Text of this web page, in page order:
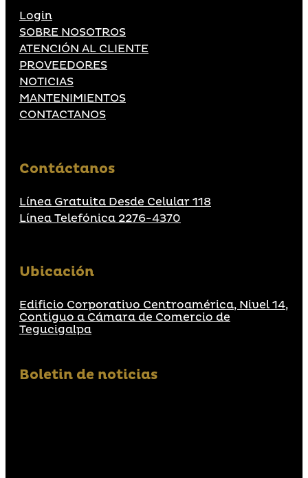
Login
SOBRE NOSOTROS
ATENCIÓN AL CLIENTE
PROVEEDORES
NOTICIAS
MANTENIMIENTOS
CONTACTANOS
Contáctanos
Línea Gratuita Desde Celular 118
Línea Telefónica 2276-4370
Ubicación
Edificio Corporativo Centroamérica, Nivel 14,
Contiguo a Cámara de Comercio de
Tegucigalpa
Boletin de noticias